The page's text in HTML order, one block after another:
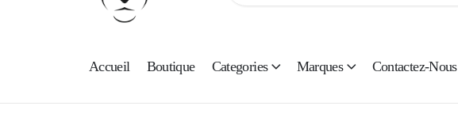
Accueil Boutique Categories Marques Contactez-Nous